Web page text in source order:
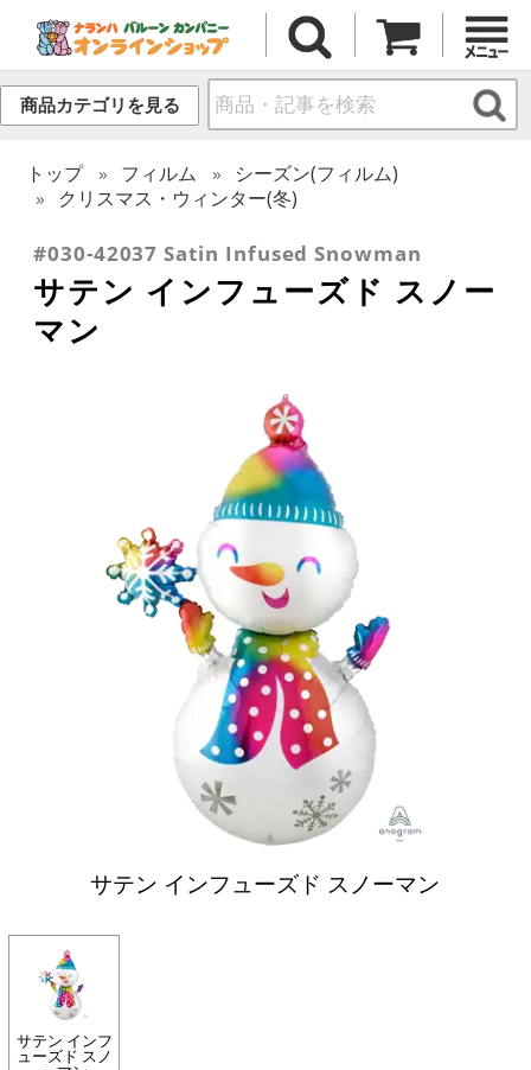
商品カテゴリを見る
トップ フィルム
シーズン(フィルム)
クリスマス・ウィンター(冬)
#030-42037 Satin Infused Snowman
サテン インフューズド スノー
マン
サテン インフューズド スノーマン
サテン インフ
ューズド スノ